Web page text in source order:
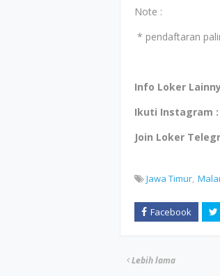
Note :
* pendaftaran
Info Loker
Ikuti Instagram :
Join Loker
Jawa Timur
Lebih lama